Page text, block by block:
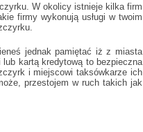
W okolicy istnieje kilka firm
firmy wykonują usługi w twoim
jednak pamiętać iż z miasta
kartą kredytową to bezpieczna
i miejscowi taksówkarze ich
przestojem w ruch takich jak